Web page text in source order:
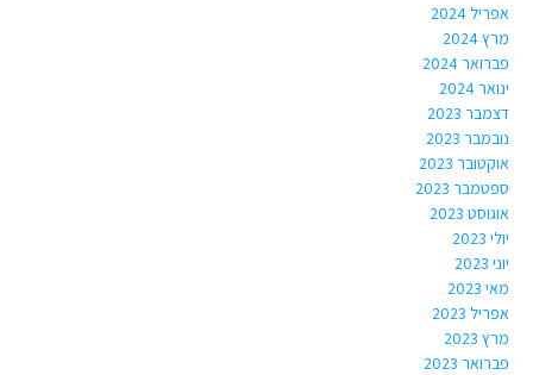
אפריל 2024
מרץ 2024
פברואר 2024
ינואר 2024
דצמבר 2023
נובמבר 2023
אוקטובר 2023
ספטמבר 2023
אוגוסט 2023
יולי 2023
יוני 2023
מאי 2023
אפריל 2023
מרץ 2023
פברואר 2023